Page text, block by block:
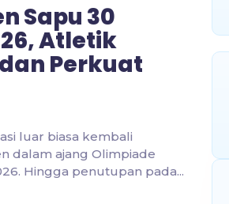
Sapu 30
Atletik
Perkuat
luar biasa kembali
dalam ajang Olimpiade
Hingga penutupan pada...